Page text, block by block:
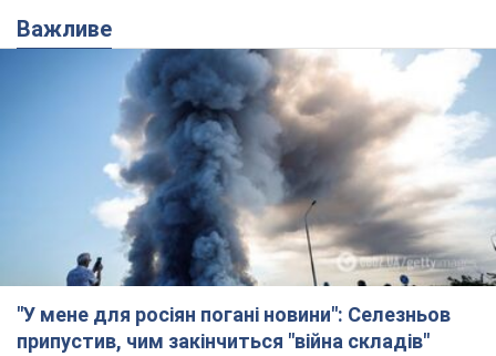
Важливе
"У мене для росіян погані новини": Селезньов
припустив, чим закінчиться "війна складів"